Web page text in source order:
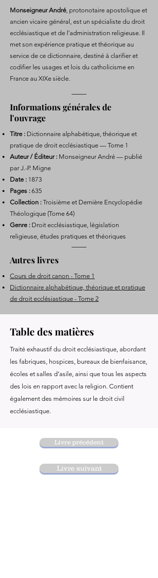
Monseigneur André, protonotaire apostolique et
ancien vicaire général, est un spécialiste du droit
ecclésiastique et de l’administration religieuse. Il
met son expérience pratique et théorique au
service de ce dictionnaire, destiné à clarifier et
codifier les usages et lois du catholicisme en
France au XIXe siècle.
Informations générales de
l'ouvrage
Titre : Dictionnaire alphabétique, théorique et
pratique de droit ecclésiastique — Tome 1
Auteur / Éditeur : Monseigneur André — publié
par J.-P. Migne
Date : 1873
Pages : 635
Collection : Troisième et Dernière Encyclopédie
Théologique (Tome 64)
Genre : Droit ecclésiastique, législation
religieuse, études pratiques et théoriques
Autres livres
Cours de droit canon - Tome 1
Dictionnaire alphabétique, théorique et pratique
de droit ecclésiastique - Tome 2
Table des matières
Traité exhaustif du droit ecclésiastique, abordant
les fabriques, hospices, bureaux de bienfaisance,
écoles et salles d’asile, ainsi que tous les aspects
des lois en rapport avec la religion. Contient
également des mémoires sur le droit civil
ecclésiastique.
Livre précédent
Livre suivant